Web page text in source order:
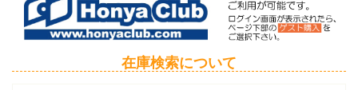
在庫検索について